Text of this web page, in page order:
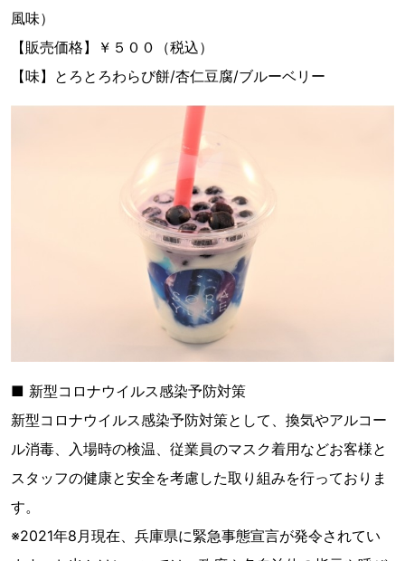
風味）
【販売価格】￥５００（税込）
【味】とろとろわらび餅/杏仁豆腐/ブルーベリー
■ 新型コロナウイルス感染予防対策
新型コロナウイルス感染予防対策として、換気やアルコー
ル消毒、入場時の検温、従業員のマスク着用などお客様と
スタッフの健康と安全を考慮した取り組みを行っておりま
す。
※2021年8月現在、兵庫県に緊急事態宣言が発令されてい